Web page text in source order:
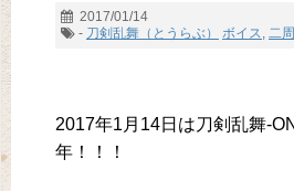
2017/01/14
- 刀剣乱舞（とうらぶ） ボイス, 二
2017年1月14日は刀剣乱舞-
年！！！